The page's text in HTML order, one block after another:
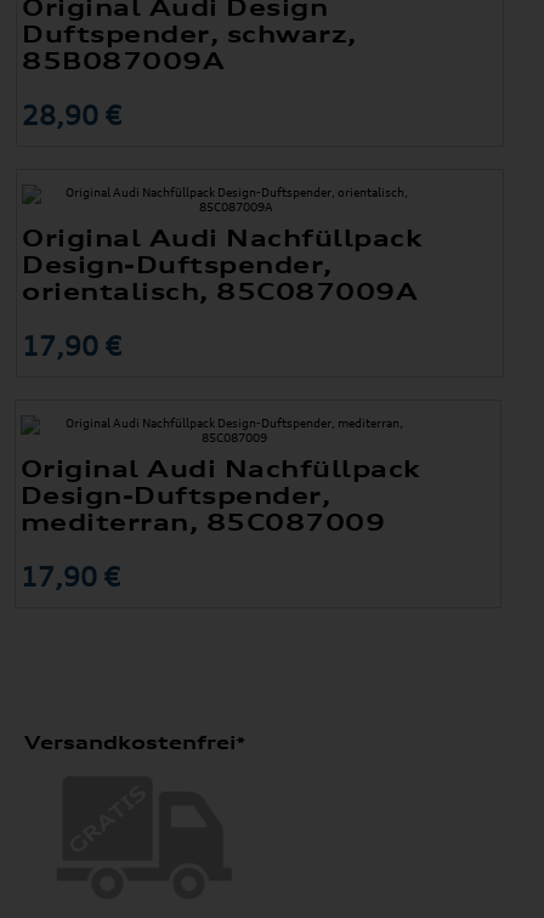
Original Audi Design
Duftspender, schwarz,
85B087009A
28,90 €
Original Audi Nachfüllpack
Design-Duftspender,
orientalisch, 85C087009A
17,90 €
Original Audi Nachfüllpack
Design-Duftspender,
mediterran, 85C087009
17,90 €
Versandkostenfrei*